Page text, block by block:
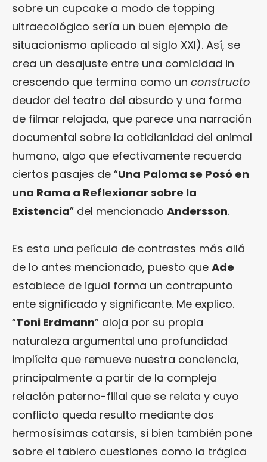
sobre un cupcake a modo de topping
ultraecológico sería un buen ejemplo de
situacionismo aplicado al siglo XXI). Así, se
crea un desajuste entre una comicidad in
crescendo que termina como un constructo
deudor del teatro del absurdo y una forma
de filmar relajada, que parece una narración
documental sobre la cotidianidad del animal
humano, algo que efectivamente recuerda
ciertos pasajes de “Una Paloma se Posó en
una Rama a Reflexionar sobre la
Existencia” del mencionado Andersson.
Es esta una película de contrastes más allá
de lo antes mencionado, puesto que Ade
establece de igual forma un contrapunto
ente significado y significante. Me explico.
“Toni Erdmann” aloja por su propia
naturaleza argumental una profundidad
implícita que remueve nuestra conciencia,
principalmente a partir de la compleja
relación paterno-filial que se relata y cuyo
conflicto queda resulto mediante dos
hermosísimas catarsis, si bien también pone
sobre el tablero cuestiones como la trágica